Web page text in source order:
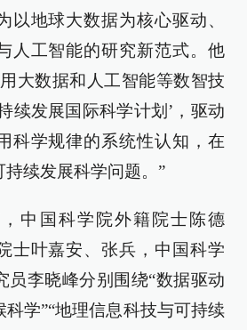
以地球大数据为核心驱动、
人工智能的研究新范式。他
大数据和人工智能等数智技
续发展国际科学计划’，驱动
科学规律的系统性认知，在
续发展科学问题。”
中国科学院外籍院士陈德
士叶嘉安、张兵，中国科学
员李晓峰分别围绕“数据驱动
学”“地理信息科技与可持续